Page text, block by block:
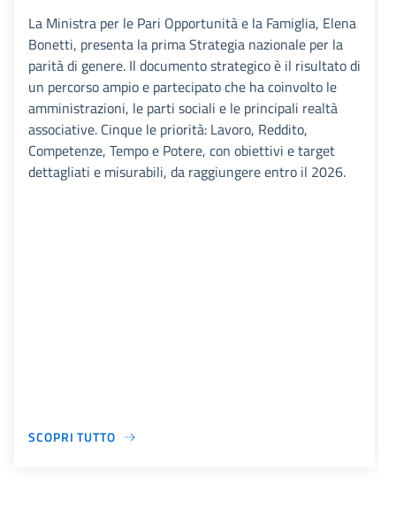
La Ministra per le Pari Opportunità e la Famiglia, Elena
Bonetti, presenta la prima Strategia nazionale per la
parità di genere. Il documento strategico è il risultato di
un percorso ampio e partecipato che ha coinvolto le
amministrazioni, le parti sociali e le principali realtà
associative. Cinque le priorità: Lavoro, Reddito,
Competenze, Tempo e Potere, con obiettivi e target
dettagliati e misurabili, da raggiungere entro il 2026.
SCOPRI TUTTO